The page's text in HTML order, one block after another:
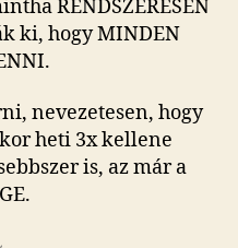
RENDSZERESEN
ki, hogy MINDEN
nevezetesen, hogy
heti 3x kellene
is, az már a